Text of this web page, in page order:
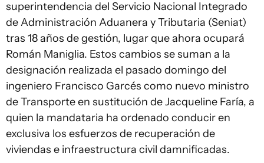
superintendencia del Servicio Nacional Integrado
de Administración Aduanera y Tributaria (Seniat)
tras 18 años de gestión, lugar que ahora ocupará
Román Maniglia. Estos cambios se suman a la
designación realizada el pasado domingo del
ingeniero Francisco Garcés como nuevo ministro
de Transporte en sustitución de Jacqueline Faría, a
quien la mandataria ha ordenado conducir en
exclusiva los esfuerzos de recuperación de
viviendas e infraestructura civil damnificadas.